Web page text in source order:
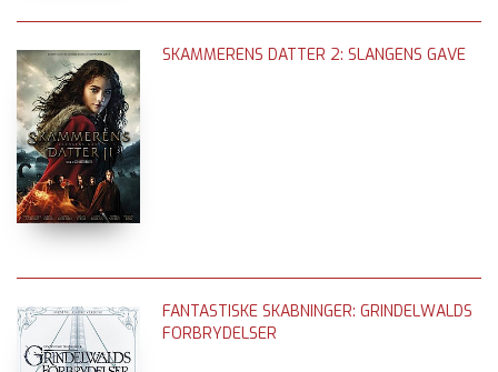
SKAMMERENS DATTER 2: SLANGENS GAVE
FANTASTISKE SKABNINGER: GRINDELWALDS
FORBRYDELSER